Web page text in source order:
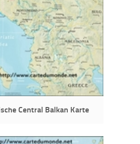
Central Balkan Karte